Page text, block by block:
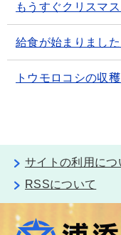
もうすぐクリスマス
給食が始まりました
トウモロコシの収
サイトの利用につ
RSSについて